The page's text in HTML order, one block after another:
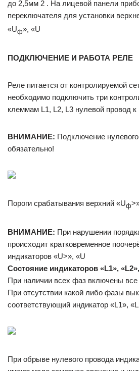
до 2,5мм 2 . На лицевой панели
переключателя для установки
«Uф», «U
ПОДКЛЮЧЕНИЕ И РАБОТА РЕЛЕ
Реле питается от контролируемой
необходимо подключить три
клеммам L1, L2, L3 нулевой провод
ВНИМАНИЕ: Подключение
обязательно!
Пороги срабатывания верхний «Uф
ВНИМАНИЕ: При нарушении
происходит кратковременное
индикаторов «U>», «U
Состояние индикаторов «L1»,
При наличии всех фаз включены все
При отсутствии какой либо фазы
соответствующий индикатор «L1»,
При обрыве нулевого провода